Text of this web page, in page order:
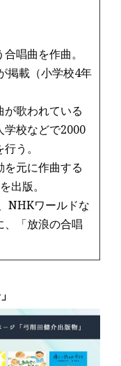
唱曲を作曲。
掲載（小学校4年
歌われている
学校などで2000
う。
元に作曲する
出版。
NHKワールドな
、「放浪の合唱